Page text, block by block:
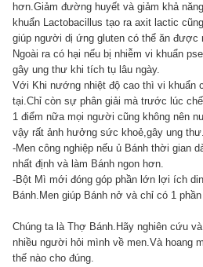
hơn.Giảm đường huyết và giảm khả
khuẩn Lactobacillus tạo ra axit lactic
giúp người dị ứng gluten có thể ăn được
Ngoài ra có hại nếu bị nhiễm vi khuẩn
gây ung thư khi tích tụ lâu ngày.
Với Khi nướng nhiệt độ cao thì vi khuẩn
tại.Chỉ còn sự phân giải mà trước lúc
1 điểm nữa mọi người cũng không nên
vậy rất ảnh hưởng sức khoẻ,gây ung thư.
-Men công nghiệp nếu ủ Bánh thời gian
nhất định và làm Bánh ngon hơn.
-Bột Mì mới đóng góp phần lớn lợi ích
Bánh.Men giúp Bánh nở và chỉ có 1
Chúng ta là Thợ Bánh.Hãy nghiên cứu
nhiều người hỏi mình về men.Và hoang
thế nào cho đúng.